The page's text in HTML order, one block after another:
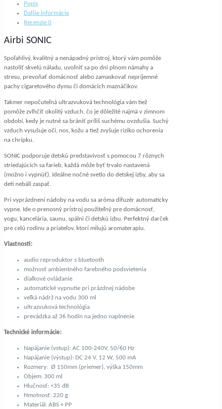
Popis
Ďalšie informácie
Recenzie 0
Airbi SONIC
Spoľahlivý, kvalitný a nenápadný prístroj, ktorý vám pomôže
nastoliť skvelú náladu, uvoľniť sa po dni plnom námahy a
stresu, prevoňať domácnosť alebo zamaskovať nepríjemné
pachy cigaretového dymu či domácich maznáčikov.
Takmer nepočuteľná ultrazvuková technológia vám tiež
pomôže zvlhčiť okolitý vzduch, čo je dôležité najmä v zimnom
období, kedy je nutné sa brániť príliš suchému ovzdušia. Suchý
vzduch vysušuje oči, nos, kožu a tiež zvyšuje riziko ochorenia
na chrípku.
SONIC podporuje detskú predstavivosť s pomocou 7 rôznych
striedajúcich sa farieb, každá môže byť trvalo nastavená
(možno i vypnúť). Ideálne nočné svetlo do detskej izby, aby sa
deti nebáli zaspať.
Pri vyprázdnení nádoby na vodu sa aróma difuzér automaticky
vypne. Ide o prenosný prístroj použiteľný pre domácnosť,
yogu, kancelária, saunu, spálni či detskú izbu. Perfektný darček
pre celú rodinu a priateľov, ktorí milujú aromaterapiu.
Vlastnosti:
audio reproduktor s bluetooth
možnosť ambientného farebného podsvietenia
diaľkové ovládanie
automatické vypnutie pri prázdnej nádobe
veľká nádrž na vodu 300 ml
ultrazvuková technológia
prevádzka až 36 hodín na jedno naplnenie
Technické informácie:
Napájanie (vstup): AC 100-240V, 50/60 Hz
Napájanie (výstup): DC 24 V, 12 W, 500 mA
Rozmery: Ø 150mm (priemer), výška 150mm
Objem: 300 ml
Hlučnosť: <35 dB
Hmotnosť: 220 g
Materiál: ABS + PP